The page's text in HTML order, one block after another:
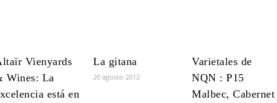
Vienyards
Wines: La
está en
La gitana
20 agosto 2012
Varietales de
NQN : P15
Malbec, Cabernet